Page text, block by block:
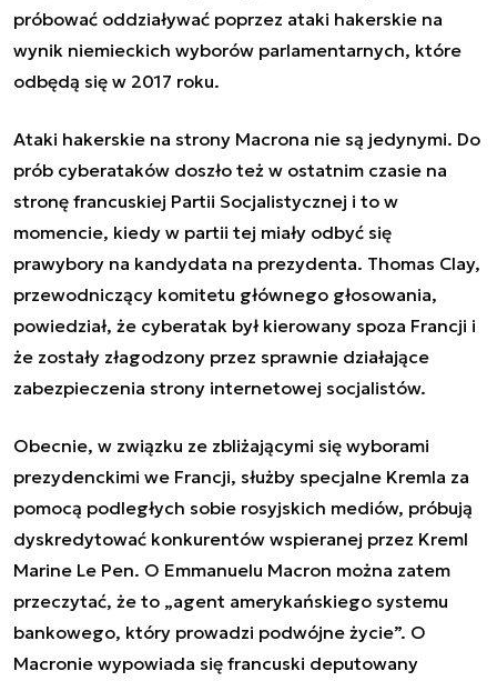
próbować oddziaływać poprzez ataki hakerskie na
wynik niemieckich wyborów parlamentarnych, które
odbędą się w 2017 roku.
Ataki hakerskie na strony Macrona nie są jedynymi. Do
prób cyberataków doszło też w ostatnim czasie na
stronę francuskiej Partii Socjalistycznej i to w
momencie, kiedy w partii tej miały odbyć się
prawybory na kandydata na prezydenta. Thomas Clay,
przewodniczący komitetu głównego głosowania,
powiedział, że cyberatak był kierowany spoza Francji i
że zostały złagodzony przez sprawnie działające
zabezpieczenia strony internetowej socjalistów.
Obecnie, w związku ze zbliżającymi się wyborami
prezydenckimi we Francji, służby specjalne Kremla za
pomocą podległych sobie rosyjskich mediów, próbują
dyskredytować konkurentów wspieranej przez Kreml
Marine Le Pen. O Emmanuelu Macron można zatem
przeczytać, że to „agent amerykańskiego systemu
bankowego, który prowadzi podwójne życie”. O
Macronie wypowiada się francuski deputowany